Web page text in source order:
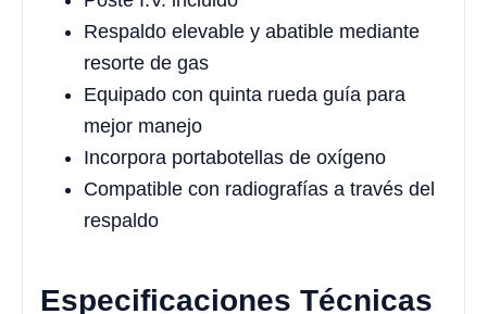
Respaldo elevable y abatible mediante
resorte de gas
Equipado con quinta rueda guía para
mejor manejo
Incorpora portabotellas de oxígeno
Compatible con radiografías a través del
respaldo
Especificaciones Técnicas